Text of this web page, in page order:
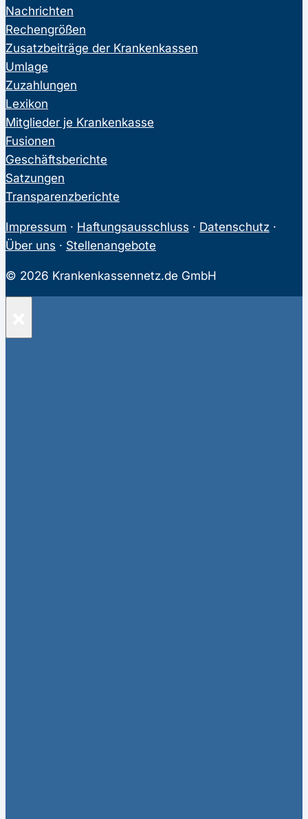
Nachrichten
Rechengrößen
Zusatzbeiträge der Krankenkassen
Umlage
Zuzahlungen
Lexikon
Mitglieder je Krankenkasse
Fusionen
Geschäftsberichte
Satzungen
Transparenzberichte
Impressum · Haftungsausschluss · Datenschutz ·
Über uns · Stellenangebote
© 2026 Krankenkassennetz.de GmbH